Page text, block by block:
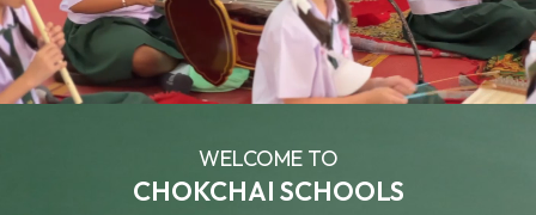
WELCOME TO
CHOKCHAI SCHOOLS